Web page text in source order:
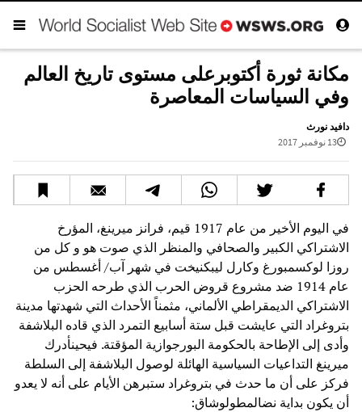
مكانة ثورة أكتوبرعلى مستوى تاريخ العالم
وفي السياسات المعاصرة
دافيد نورث
13 نوفمبر 2017
في اليوم الأخير من عام 1917 قيم، فرانز ميرينغ، المؤرخ
الاشتراكي الكبير والصحافي والمنظر الذي صوت هو و كل من
روزا لوكسمبورغ وكارل ليبكنيخت في شهر آب/ أغسطس من
عام 1914 ضد مشروع قروض الحرب الذي طرحه الحزب
الاشتراكي الديمقراطي الألماني، مثمناً الأحداث التي شهدتها مدينة
بتروغراد التي عايشت قبل ستة أسابيع التمرد الذي قاده البلاشفة
وأدى إلى الإطاحة بالحكومة البورجوازية المؤقتة. فيحينأدرك
ميرينغ التداعيات السياسية الهائلة لوصول البلاشفة إلى السلطة
فركز على أن ما حدث في بتروغراد ستبرهن الأيام على أنه لا يعدو
أن يكون بداية نضالمطولوشاق: